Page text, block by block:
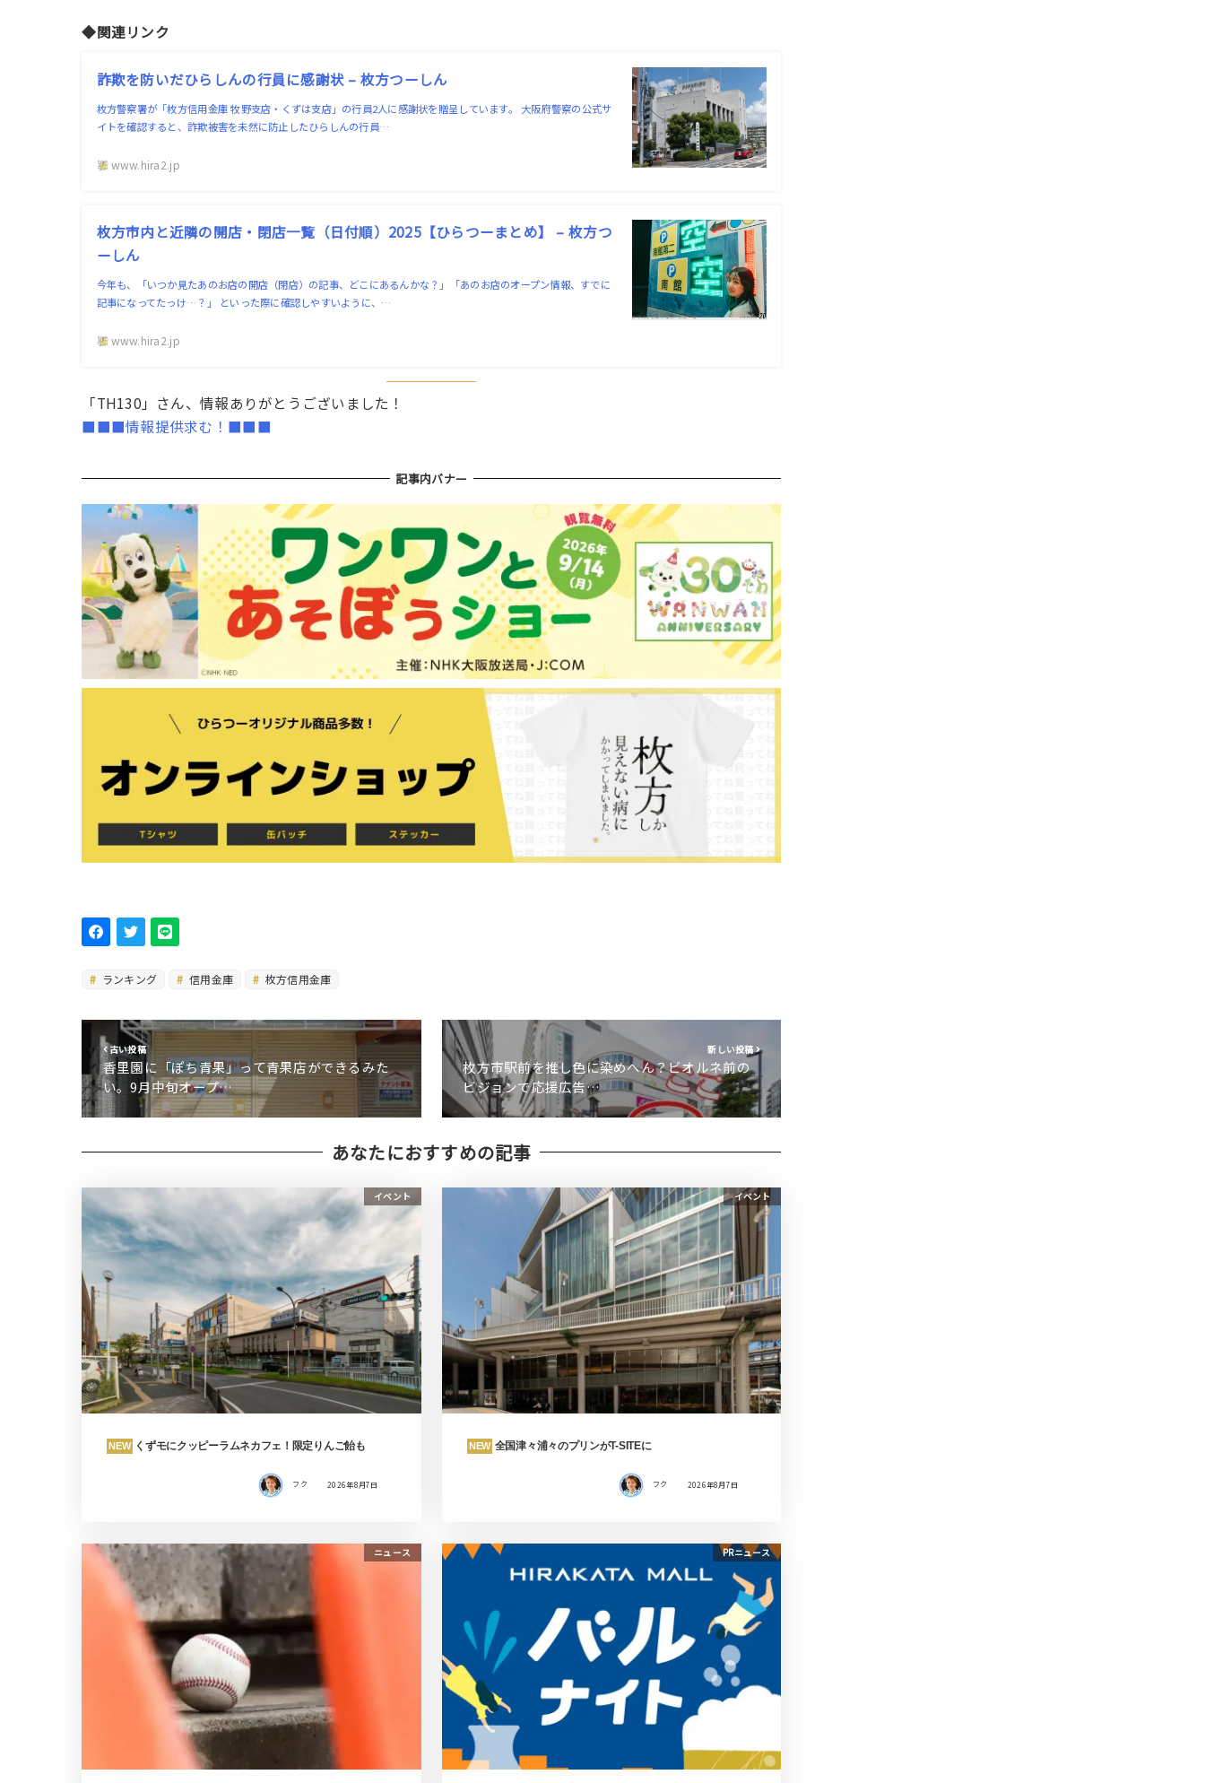
◆関連リンク
詐欺を防いだひらしんの行員に感謝状 – 枚方つーしん
枚方警察署が「枚方信用金庫 牧野支店・くずは支店」の行員2人に感謝状を贈呈しています。 大阪府警察の公式サ
イトを確認すると、詐欺被害を未然に防止したひらしんの行員…
www.hira2.jp
枚方市内と近隣の開店・閉店一覧（日付順）2025【ひらつーまとめ】 – 枚方つ
ーしん
今年も、「いつか見たあのお店の開店（閉店）の記事、どこにあるんかな？」「あのお店のオープン情報、すでに
記事になってたっけ…？」 といった際に確認しやすいように、…
www.hira2.jp
「TH130」さん、情報ありがとうございました！
■■■情報提供求む！■■■
記事内バナー
ランキング 信用金庫 枚方信用金庫
古い投稿
香里園に「ぽち青果」って青果店ができるみた
い。9月中旬オープ…
新しい投稿
枚方市駅前を推し色に染めへん？ビオルネ前の
ビジョンで応援広告…
あなたにおすすめの記事
イベント
NEW くずモにクッピーラムネカフェ！限定りんご飴も
フク 2026年8月7日
イベント
NEW 全国津々浦々のプリンがT-SITEに
フク 2026年8月7日
ニュース PRニュース